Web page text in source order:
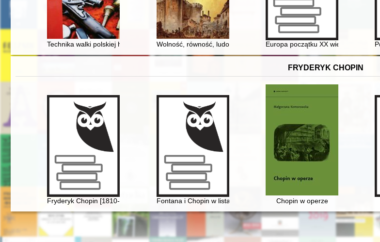
Technika walki polskiej husarii z moskiewskimi włócznikami w połowie XVI wieku
Wolność, równość, ludobójstwo : kłamstwa i zbrodnie rewolucji
Europa początku XX wieku oczyma
FRYDERYK CHOPIN
Fryderyk Chopin [1810-1849]. KorzenieFontana i Chopin w listach Chopin w operze